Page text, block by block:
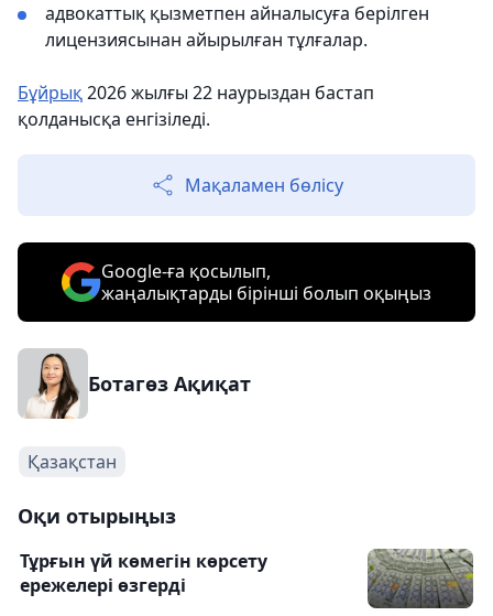
адвокаттық қызметпен айналысуға берілген
лицензиясынан айырылған тұлғалар.
Бұйрық2026 жылғы 22 наурыздан бастап
қолданысқа енгізіледі.
Мақаламен бөлісу
Google-ға қосылып,
жаңалықтарды бірінші болып оқыңыз
Ботагөз Ақиқат
Қазақстан
Оқи отырыңыз
Тұрғын үй көмегін көрсету
ережелері өзгерді